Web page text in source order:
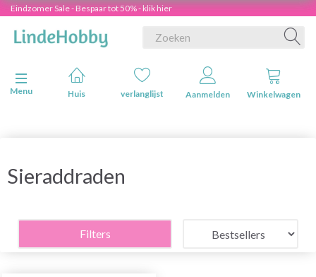
Eindzomer Sale - Bespaar tot 50% - klik hier
Navigatie in-/uitschakelen
Menu
Huis verlanglijst Aanmelden Winkelwagen
Sieraddraden
Filters